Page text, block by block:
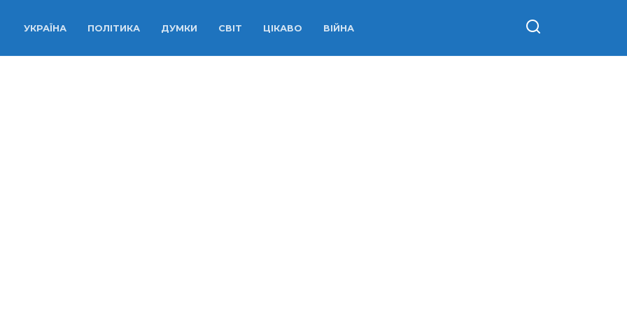
УКРАЇНА ПОЛІТИКА ДУМКИ СВІТ ЦІКАВО ВІЙНА